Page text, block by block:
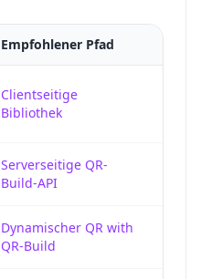
Empfohlener Pfad
Clientseitige
Bibliothek
Serverseitige QR-
Build-API
Dynamischer QR with
QR-Build